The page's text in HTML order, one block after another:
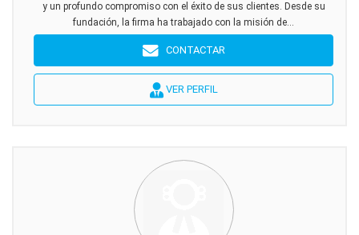
y un profundo compromiso con el éxito de sus clientes. Desde su
fundación, la firma ha trabajado con la misión de...
CONTACTAR
VER PERFIL